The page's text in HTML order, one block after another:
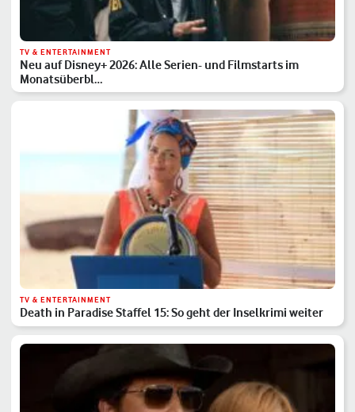
TV & ENTERTAINMENT
Neu auf Disney+ 2026: Alle Serien- und Filmstarts im
Monatsüberbl…
TV & ENTERTAINMENT
Death in Paradise Staffel 15: So geht der Inselkrimi weiter